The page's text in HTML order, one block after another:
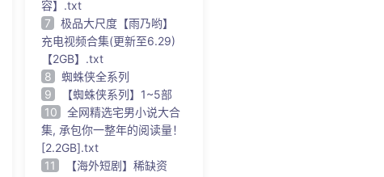
容】.txt
7
极品大尺度【雨乃哟】
充电视频合集(更新至6.29)
【2GB】.txt
8
蜘蛛侠全系列
9
【蜘蛛侠系列】1~5部
10
全网精选宅男小说大合
集, 承包你一整年的阅读量！
[2.2GB].txt
11
【海外短剧】稀缺资